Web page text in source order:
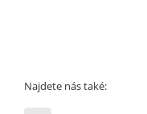
Najdete nás také: